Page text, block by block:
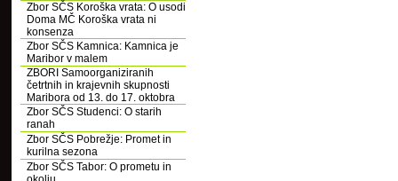
Zbor SČS Koroška vrata: O usodi
Doma MČ Koroška vrata ni
konsenza
Zbor SČS Kamnica: Kamnica je
Maribor v malem
ZBORI Samoorganiziranih
četrtnih in krajevnih skupnosti
Maribora od 13. do 17. oktobra
Zbor SČS Studenci: O starih
ranah
Zbor SČS Pobrežje: Promet in
kurilna sezona
Zbor SČS Tabor: O prometu in